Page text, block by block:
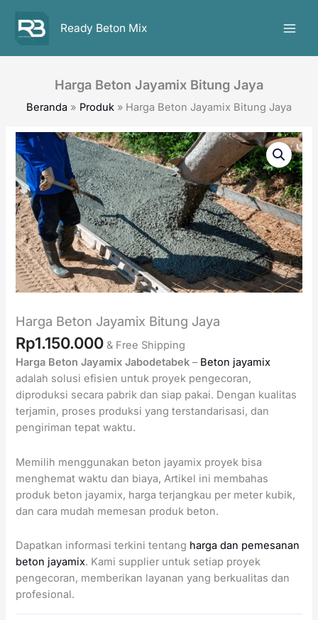
konten
Ready Beton Mix
Harga Beton Jayamix Bitung Jaya
Beranda Produk Harga Beton Jayamix Bitung Jaya
Harga Beton Jayamix Bitung Jaya
Rp1.150.000 & Free Shipping
Harga Beton Jayamix Jabodetabek – Beton jayamix
adalah solusi efisien untuk proyek pengecoran,
diproduksi secara pabrik dan siap pakai. Dengan kualitas
terjamin, proses produksi yang terstandarisasi, dan
pengiriman tepat waktu.
Memilih menggunakan beton jayamix proyek bisa
menghemat waktu dan biaya, Artikel ini membahas
produk beton jayamix, harga terjangkau per meter kubik,
dan cara mudah memesan produk beton.
Dapatkan informasi terkini tentang harga dan pemesanan
beton jayamix. Kami supplier untuk setiap proyek
pengecoran, memberikan layanan yang berkualitas dan
profesional.